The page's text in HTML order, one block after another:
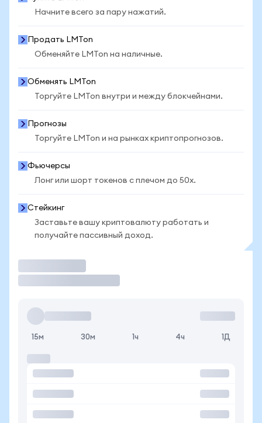
Начните всего за пару нажатий.
Продать LMTon
Обменяйте LMTon на наличные.
Обменять LMTon
Торгуйте LMTon внутри и между блокчейнами.
Прогнозы
Торгуйте LMTon и на рынках криптопрогнозов.
Фьючерсы
Лонг или шорт токенов с плечом до 50x.
Стейкинг
Заставьте вашу криптовалюту работать и
получайте пассивный доход.
15м 30м 1ч 4ч 1Д